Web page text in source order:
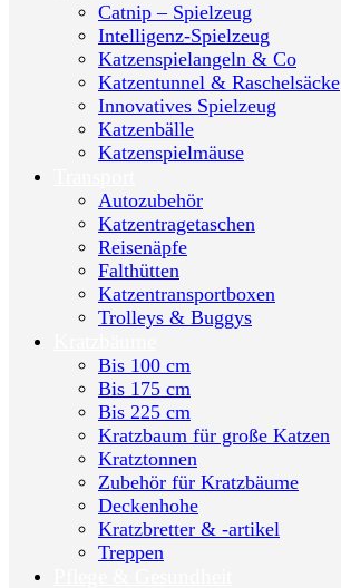
Catnip – Spielzeug
Intelligenz-Spielzeug
Katzenspielangeln & Co
Katzentunnel & Raschelsäcke
Innovatives Spielzeug
Katzenbälle
Katzenspielmäuse
Autozubehör
Katzentragetaschen
Reisenäpfe
Falthütten
Katzentransportboxen
Trolleys & Buggys
Bis 100 cm
Bis 175 cm
Bis 225 cm
Kratzbaum für große Katzen
Kratztonnen
Zubehör für Kratzbäume
Deckenhohe
Kratzbretter & -artikel
Treppen